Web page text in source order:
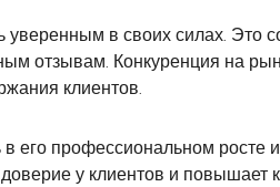
в своих силах. Это
отзывам. Конкуренция на
клиентов.
его профессиональном росте
у клиентов и повышает